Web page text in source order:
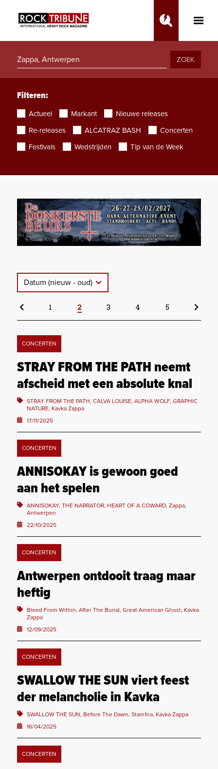
Toggle
ZOEK
Filteren:
Actueel Markant
Nieuwe releases
Re-releases
ALCATRAZ BASH
Concerten
Festivals
Wedstrijden Tip van de Week
Datum (nieuw - oud)
1 2 3 4 5
CONCERTEN
STRAY FROM THE PATH neemt
afscheid met een absolute knal
STRAY FROM THE PATH, CALVA LOUISE, ALPHA WOLF, GRAPHIC
NATURE, Kavka Zappa
17/11/2025
CONCERTEN
ANNISOKAY is gewoon goed
aan het spelen
ANNISOKAY, THE NARRATOR, HEART OF A COWARD, Zappa,
Antwerpen
22/10/2025
CONCERTEN
Antwerpen ontdooit traag maar
heftig
Bleed From Within, After The Burial, Great American Ghost, Kavka
Zappa
12/09/2025
CONCERTEN
SWALLOW THE SUN viert feest
der melancholie in Kavka
SWALLOW THE SUN, Before The Dawn, Stam1na, Kavka Zappa
16/04/2025
CONCERTEN